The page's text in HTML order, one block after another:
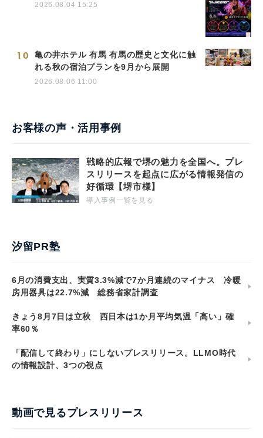
2026.08.04 15:25
10
亀の井ホテル 有馬 有馬の歴史と文化に触
れる秋の宿泊プランを9月から展開
2026.08.06 11:00
お客様の声・活用事例
戦略的広報で堺の魅力を全国へ。プレ
スリリースを起点に広がる情報発信の
好循環【堺市様】
導入事例一覧を見る
汐留PR塾
6月の消費支出、実質3.3%減で7か月連続のマイナス 冷暖
房用器具は22.7%減 総務省家計調査
きょう8月7日は立秋 西日本は1か月平均気温「高い」確
率60％
「配信して終わり」にしないプレスリリース。LLMO時代
の情報設計、3つの視点
動画で見るプレスリリース